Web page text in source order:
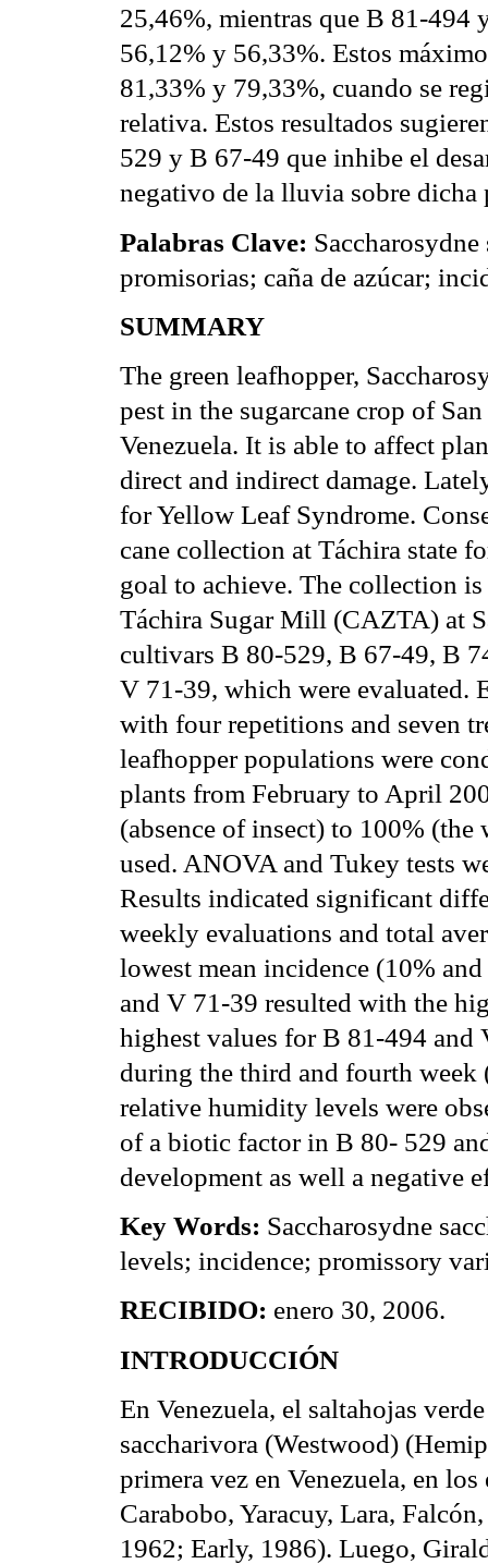
25,46%, mientras que B 81-494
56,12% y 56,33%. Estos
81,33% y 79,33%, cuando se
relativa. Estos resultados
529 y B 67-49 que inhibe el
negativo de la lluvia sobre dicha
Palabras Clave:
promisorias; caña de azúcar;
SUMMARY
The green leafhopper,
pest in the sugarcane crop of
Venezuela. It is able to affect
direct and indirect damage.
for Yellow Leaf Syndrome.
cane collection at Táchira state
goal to achieve. The collection
Táchira Sugar Mill (CAZTA) at
cultivars B 80-529, B 67-49, B
V 71-39, which were evaluated.
with four repetitions and seven
leafhopper populations were
plants from February to April
(absence of insect) to 100%
used. ANOVA and Tukey tests
Results indicated significant
weekly evaluations and total
lowest mean incidence (10%
and V 71-39 resulted with the
highest values for B 81-494
during the third and fourth
relative humidity levels were
of a biotic factor in B 80- 529
development as well a negative
Key Words: Saccharosydne
levels; incidence; promissory
RECIBIDO: enero 30, 2006.
INTRODUCCIÓN
En Venezuela, el saltahojas
saccharivora (Westwood)
primera vez en Venezuela, en
Carabobo, Yaracuy, Lara,
1962; Early, 1986). Luego,